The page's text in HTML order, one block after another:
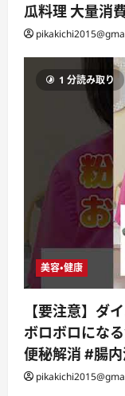
瓜料理 大量消
1 分読み取り
美容・健康
【要注意】ダ
ボロボロにな
便秘解消 #腸